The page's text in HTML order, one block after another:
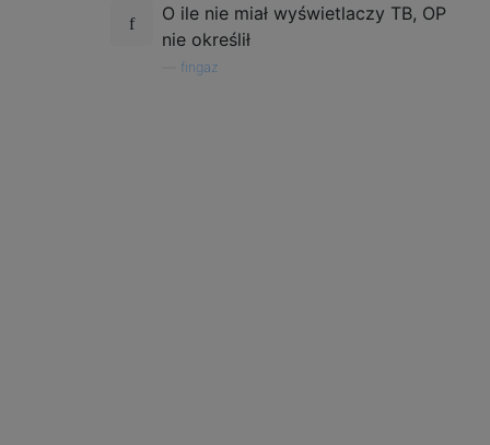
O ile nie miał wyświetlaczy TB, OP
nie określił
fingaz